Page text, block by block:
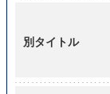
別タイトル